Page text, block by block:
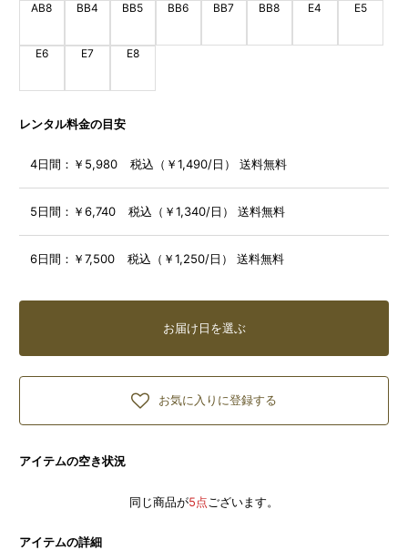
AB8 BB4 BB5 BB6 BB7 BB8 E4 E5
E6 E7 E8
レンタル料金の目安
4日間： ￥5,980 税込（￥1,490/日） 送料無料
5日間： ￥6,740 税込（￥1,340/日） 送料無料
6日間： ￥7,500 税込（￥1,250/日） 送料無料
お届け日を選ぶ
お気に入りに登録する
アイテムの空き状況
同じ商品が5点 ございます。
アイテムの詳細